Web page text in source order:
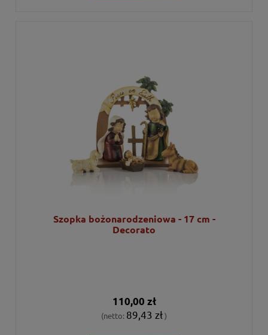
Szopka bożonarodzeniowa - 17 cm -
Decorato
110,00 zł
(netto: 89,43 zł)